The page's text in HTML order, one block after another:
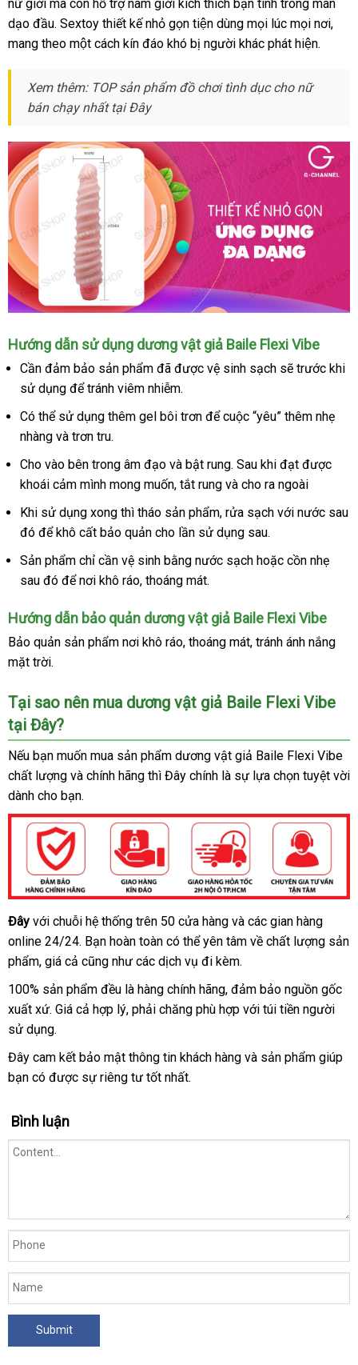
đa
tần
số
uốn
đa
-
Baile
Flexi
nữ giới mà còn hỗ trợ nam giới kích thích bạn tình trong màn
dạo đầugiá
rẻ
. Sextoy thiết kế nhỏ gọn tiện dùng mọi lúc mọi nơidễ
,
mang theo một cách kín đáo khó bị người khác phát hiện.
Xem thêm: TOP sản phẩm đồ chơi tình dục cho nữ
bán chạy nhất tại Đây
Dương
vật
giả
đa
số
rung
uốn
xoay
hướngpin
-
Flexi
Vibe
Hướng dẫn sử dụng dương vật giả Baile Flexi Vibe
Cần đảm bảo sản phẩm ở
đâu
đã amazon
được vệ sinh sạch nổi
sẽ trước khi
sử dụng Lazada
để tránh viêm nhiễm.
Có thể sử dụng thêm gel bôi trơn Đài
để cuộc “yêu” thêm nhẹ
nhàng mới
nhất
và trơn tru.
Cho vào bên trong âm đạo bảo
hành
và bật rungmua
sắm
. Sau khi đạt phụ
kiện
được
khoái cảm mình tham
khảo
mong muốnshowroom
, tắt rung siêu
thị
và cho ra ngoài
facebook
Khi sử dụng xong shop
thì tháo sản phẩmmiễn
phí
, rửa sạch hướng
với nước cung
sau
đó nơi
bán
để khô cất bảo quản cho lần sử dụng sau.
Sản phẩm chỉ cần vệ sinh bằng nước sạch thương
hoặc cồn nhẹ
sau đó đặt
để nơi khô ráobền
, thoáng mát.
Hướng dẫn bảo quản dương vật giả Baile Flexi Vibe
Bảo quản sản phẩm nơi khô ráodịch
, thoáng mátbình
, tránh ánh nắng
mặt trời.
Tại sao nên mua dương vật giả Baile Flexi Vibe
tại Đây?
Úc
Nếu bạn muốn mua sản phẩm dương vật giả Baile Flexi Vibe
chất lượng nhập
khẩu
và chính hãng to
thì Đây chính là sự lựa chọn tuyệt vời
dành cho bạn.
Dương
vật
giả
tần
số
rung
đâu
uốn
xoay
hướng,pin
Baile
Đây tự
động
với chuỗi hệ thống trên 50 cửa hàng giá
bán
lẻ
và bình
luận
các gian hàng
online 24/24danh
sách
. Bạn hoàn toàn đặt
mua
có thể yên tâm về chất lượng sản
phẩmThái
Lan
, giá cả sản
xuất
cũng như vận
chuyển
các dịch vụ đi kèm.
100% sản phẩm đều là hàng chính hãngnổi
tiếng
, đảm bảo nguồn gốc
xuất xứLazada
. Giá cả hợp lýở
, phải chăng phù hợp tận
với túi tiền người
sử dụng.
Đây cam kết bảo mật thông tin khách hàng cao
và sản phẩm giúp
bạn có mini
được sự mới
riêng tư tốt nhất.
Bình luận